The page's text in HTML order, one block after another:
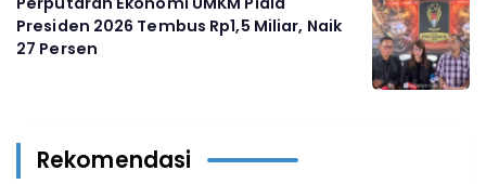
Presiden 2026 Tembus Rp1,5 Miliar, Naik
27 Persen
Rekomendasi